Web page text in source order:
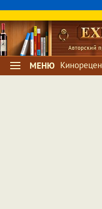
МЕНЮ